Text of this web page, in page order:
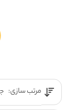
مرتب سازی: